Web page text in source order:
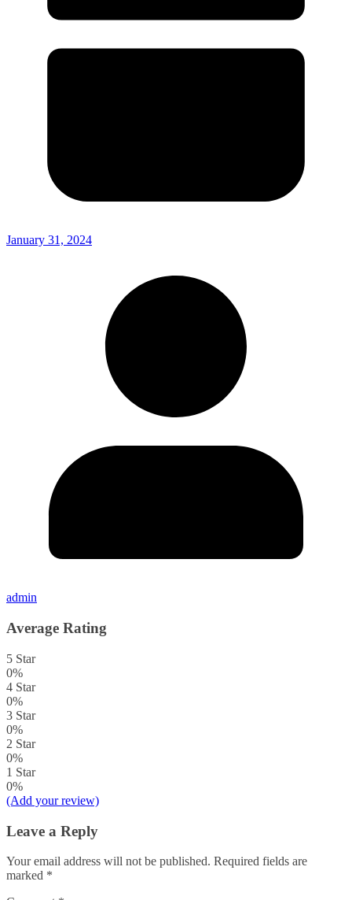
January 31, 2024
admin
Average Rating
5 Star
0%
4 Star
0%
3 Star
0%
2 Star
0%
1 Star
0%
(Add your review)
Leave a Reply
Your email address will not be published. Required fields are
marked *